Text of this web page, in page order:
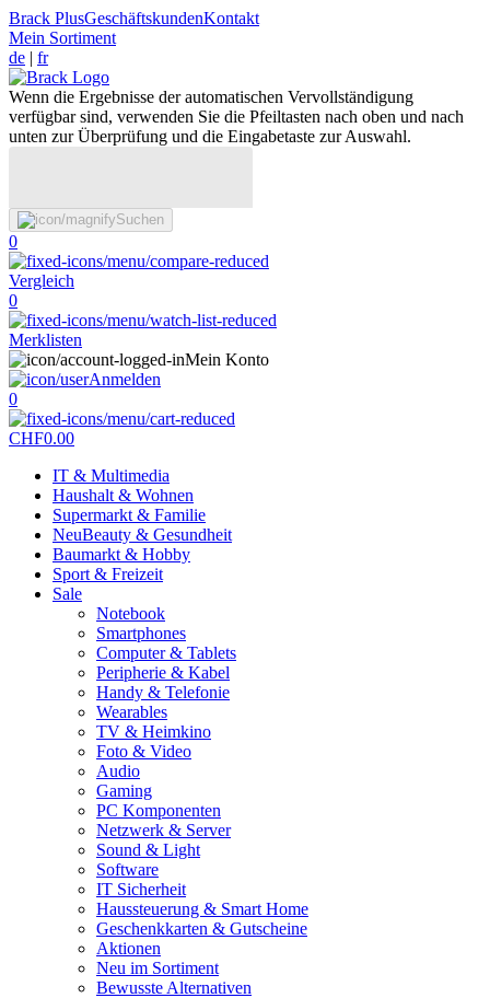
Brack PlusGeschäftskundenKontakt
Mein Sortiment
de | fr
Wenn die Ergebnisse der automatischen Vervollständigung
verfügbar sind, verwenden Sie die Pfeiltasten nach oben und nach
unten zur Überprüfung und die Eingabetaste zur Auswahl.
Suchen
0
Vergleich
0
Merklisten
Mein Konto
Anmelden
0
CHF0.00
IT & Multimedia
Haushalt & Wohnen
Supermarkt & Familie
NeuBeauty & Gesundheit
Baumarkt & Hobby
Sport & Freizeit
Sale
Notebook
Smartphones
Computer & Tablets
Peripherie & Kabel
Handy & Telefonie
Wearables
TV & Heimkino
Foto & Video
Audio
Gaming
PC Komponenten
Netzwerk & Server
Sound & Light
Software
IT Sicherheit
Haussteuerung & Smart Home
Geschenkkarten & Gutscheine
Aktionen
Neu im Sortiment
Bewusste Alternativen